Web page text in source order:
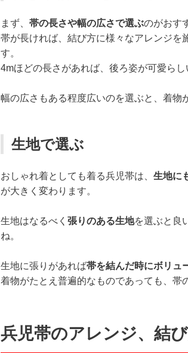
まず、 帯の長さや幅の広さで選ぶのがおす
帯が長ければ、結び方に様々なアレンジを
す。
4mほどの長さがあれば、後ろ姿が可愛らし
幅の広さもある程度広いのを選ぶと、着物
生地で選ぶ
おしゃれ着としても着る兵児帯は、 生地に
が大きく変わります。
生地はなるべく 張りのある生地を選ぶと良
ね。
生地に張りがあれば帯を結んだ時にボリュ
着物がたとえ普遍的なものであっても、帯
兵児帯のアレンジ、結び